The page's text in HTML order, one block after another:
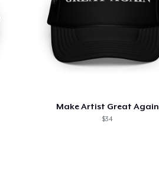
Make Artist Great Again
$34